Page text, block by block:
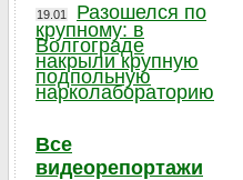
19.01
Разошелся по
крупному: в
Волгограде
накрыли крупную
подпольную
нарколабораторию
Все
видеорепортажи